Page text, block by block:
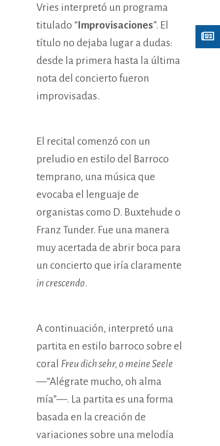
Vries interpretó un programa
titulado “ Improvisaciones”. El
título no dejaba lugar a dudas:
desde la primera hasta la última
nota del concierto fueron
improvisadas.
El recital comenzó con un
preludio en estilo del Barroco
temprano, una música que
evocaba el lenguaje de
organistas como D. Buxtehude o
Franz Tunder. Fue una manera
muy acertada de abrir boca para
un concierto que iría claramente
in crescendo.
A continuación, interpretó una
partita en estilo barroco sobre el
coral Freu dich sehr, o meine Seele
—“Alégrate mucho, oh alma
mía”—. La partita es una forma
basada en la creación de
variaciones sobre una melodía